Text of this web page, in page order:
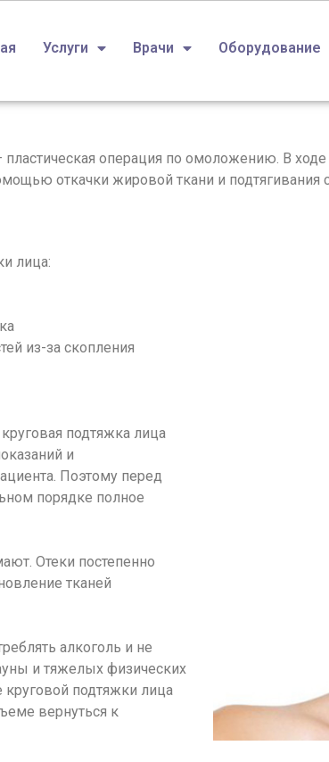
Услуги Врачи Оборудование
операция по омоложению. В
откачки жировой ткани и
лица:
из-за скопления
подтяжка лица
и
Поэтому перед
порядке полное
Отеки постепенно
тканей
алкоголь и не
и тяжелых физических
круговой подтяжки лица
вернуться к